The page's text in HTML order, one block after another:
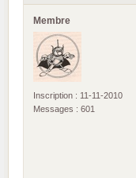
Membre
Inscription : 11-11-2010
Messages : 601